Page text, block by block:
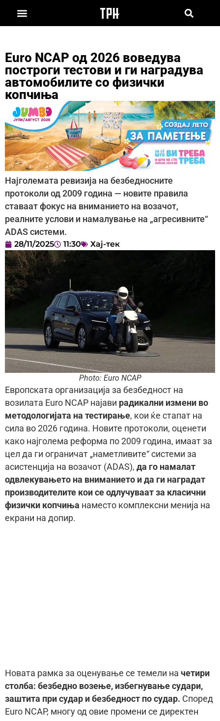
Euro NCAP од 2026 воведува
построги тестови и ги наградува
автомобилите со физички
копчиња
Најголемата ревизија на безбедносните
протоколи од 2009 година — новите правила
ставаат фокус на вниманието на возачот,
реалните услови и намалување на „агресивните“
ADAS системи.
28/11/2025 11:30 Хај-тек
Photo: Euro NCAP
Европската организација за безбедност на
возилата Euro NCAP најави радикални измени во
методологијата на тестирање, кои ќе стапат на
сила во 2026 година. Новите протоколи, оценети
како најголема реформа по 2009 година, имаат за
цел да ги ограничат „наметливите“ системи за
асистенција на возачот (ADAS), да го намалат
одвлекувањето на вниманието и да ги наградат
производителите кои се одлучуваат за класични
физички копчиња наместо комплексни менија на
екрани на допир.
Новата рамка за оценување се темели на четири
столба: безбедно возење, избегнување судари,
заштита при судар и безбедност по судар. Според
Euro NCAP, многу од овие промени се директен